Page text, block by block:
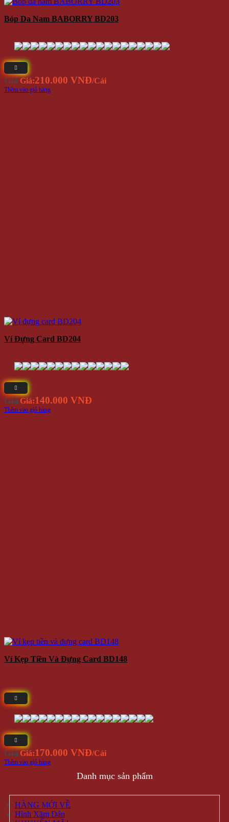
Bóp Da Nam BABORRY BD203
Giá Giá:210.000 VNĐ/Cái
Thêm vào giỏ hàng
Ví Đựng Card BD204
Giá Giá:140.000 VNĐ
Thêm vào giỏ hàng
Ví Kẹp Tiền Và Đựng Card BD148
Giá Giá:170.000 VNĐ/Cái
Thêm vào giỏ hàng
Danh mục sản phẩm
HÀNG MỚI VỀ
Hình Xăm Dán